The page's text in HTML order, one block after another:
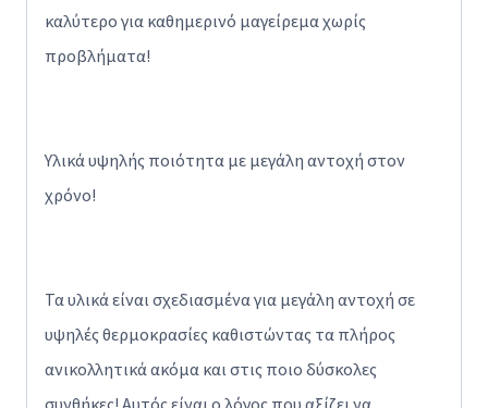
καλύτερο για καθημερινό μαγείρεμα χωρίς
προβλήματα!
Υλικά υψηλής ποιότητα με μεγάλη αντοχή στον
χρόνο!
Τα υλικά είναι σχεδιασμένα για μεγάλη αντοχή σε
υψηλές θερμοκρασίες καθιστώντας τα πλήρος
ανικολλητικά ακόμα και στις ποιο δύσκολες
συνθήκες! Αυτός είναι ο λόγος που αξίζει να